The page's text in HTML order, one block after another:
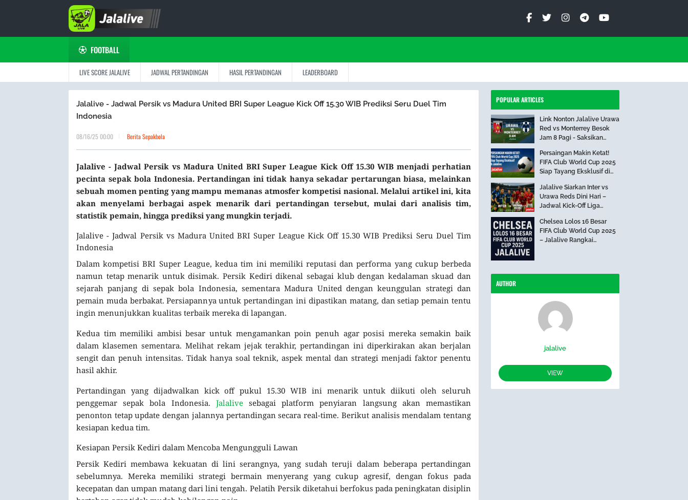
FOOTBALL
LIVE SCORE JALALIVE JADWAL PERTANDINGAN HASIL PERTANDINGAN LEADERBOARD
Jalalive - Jadwal Persik vs Madura United BRI Super League Kick Off 15.30 WIB Prediksi Seru Duel Tim
Indonesia
08/16/25 00:00 Berita Sepakbola
Jalalive - Jadwal Persik vs Madura United BRI Super League Kick Off 15.30 WIB menjadi perhatian
pecinta sepak bola Indonesia. Pertandingan ini tidak hanya sekadar pertarungan biasa, melainkan
sebuah momen penting yang mampu memanas atmosfer kompetisi nasional. Melalui artikel ini, kita
akan menyelami berbagai aspek menarik dari pertandingan tersebut, mulai dari analisis tim,
statistik pemain, hingga prediksi yang mungkin terjadi.
Jalalive - Jadwal Persik vs Madura United BRI Super League Kick Off 15.30 WIB Prediksi Seru Duel Tim
Indonesia
Dalam kompetisi BRI Super League, kedua tim ini memiliki reputasi dan performa yang cukup berbeda
namun tetap menarik untuk disimak. Persik Kediri dikenal sebagai klub dengan kedalaman skuad dan
sejarah panjang di sepak bola Indonesia, sementara Madura United dengan keunggulan strategi dan
pemain muda berbakat. Persiapannya untuk pertandingan ini dipastikan matang, dan setiap pemain tentu
ingin menunjukkan kualitas terbaik mereka di lapangan.
Kedua tim memiliki ambisi besar untuk mengamankan poin penuh agar posisi mereka semakin baik
dalam klasemen sementara. Melihat rekam jejak terakhir, pertandingan ini diperkirakan akan berjalan
sengit dan penuh intensitas. Tidak hanya soal teknik, aspek mental dan strategi menjadi faktor penentu
hasil akhir.
Pertandingan yang dijadwalkan kick off pukul 15.30 WIB ini menarik untuk diikuti oleh seluruh
penggemar sepak bola Indonesia. Jalalivesebagai platform penyiaran langsung akan memastikan
penonton tetap update dengan jalannya pertandingan secara real-time. Berikut analisis mendalam tentang
kesiapan kedua tim.
Kesiapan Persik Kediri dalam Mencoba Mengungguli Lawan
Persik Kediri membawa kekuatan di lini serangnya, yang sudah teruji dalam beberapa pertandingan
sebelumnya. Mereka memiliki strategi bermain menyerang yang cukup agresif, dengan fokus pada
kecepatan dan umpan matang dari lini tengah. Pelatih Persik diketahui berfokus pada peningkatan disiplin
POPULAR ARTICLES
Link Nonton Jalalive Urawa
Red vs Monterrey Besok
Jam 8 Pagi - Saksikan
Persaingan Makin Ketat!
FIFA Club World Cup 2025
Siap Tayang Eksklusif di
Jalalive Siarkan Inter vs
Urawa Reds Dini Hari –
Jadwal Kick-Off Liga
Chelsea Lolos 16 Besar
FIFA Club World Cup 2025
– Jalalive Rangkai
AUTHOR
jalalive
VIEW